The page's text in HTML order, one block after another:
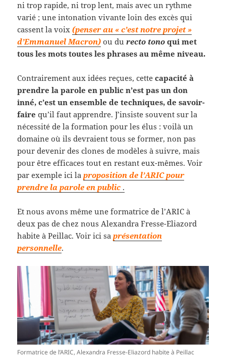
ni trop rapide, ni trop lent, mais avec un rythme
varié ; une intonation vivante loin des excès qui
cassent la voix(penser au « c’est notre projet »
d’Emmanuel Macron) ou durecto tono qui met
tous les mots toutes les phrases au même niveau.
Contrairement aux idées reçues, cettecapacité à
prendre la parole en public n’est pas un don
inné, c’est un ensemble de techniques, de savoir-
faire qu’il faut apprendre. J’insiste souvent sur la
nécessité de la formation pour les élus : voilà un
domaine où ils devraient tous se former, non pas
pour devenir des clones de modèles à suivre, mais
pour être efficaces tout en restant eux-mêmes. Voir
par exemple ici laproposition de l’ARIC pour
prendre la parole en public .
Et nous avons même une formatrice de l’ARIC à
deux pas de chez nous Alexandra Fresse-Eliazord
habite à Peillac. Voir ici saprésentation
personnelle.
Formatrice de l’ARIC, Alexandra Fresse-Eliazord habite à Peillac